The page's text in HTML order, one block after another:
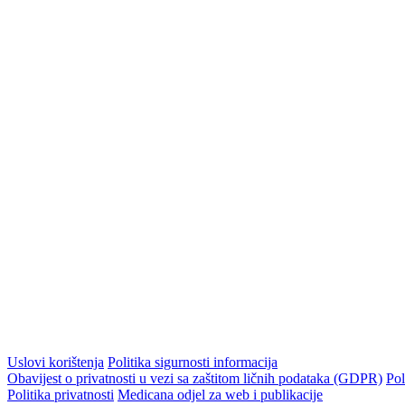
Uslovi korištenja Politika sigurnosti informacija
Obavijest o privatnosti u vezi sa zaštitom ličnih podataka (GDPR)
Politika privatnosti Medicana odjel za web i publikacije